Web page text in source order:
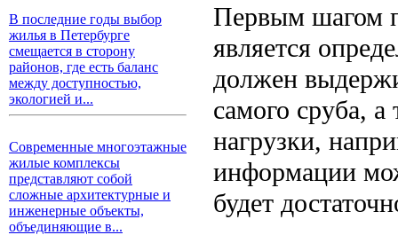
В последние годы выбор
жилья в Петербурге
смещается в сторону
районов, где есть баланс
между доступностью,
экологией и...
Современные многоэтажные
жилые комплексы
представляют собой
сложные архитектурные и
инженерные объекты,
объединяющие в...
Первым шагом
является
должен
самого сруба,
нагрузки,
информации
будет